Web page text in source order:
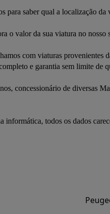
saber qual a localização da
e garantia sem limite de
informática, todos os dados